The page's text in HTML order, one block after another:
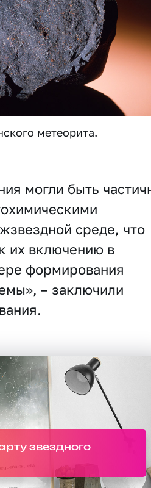
метеорита.
могли быть
среде, что
их включению в
формирования
– заключили
звездного